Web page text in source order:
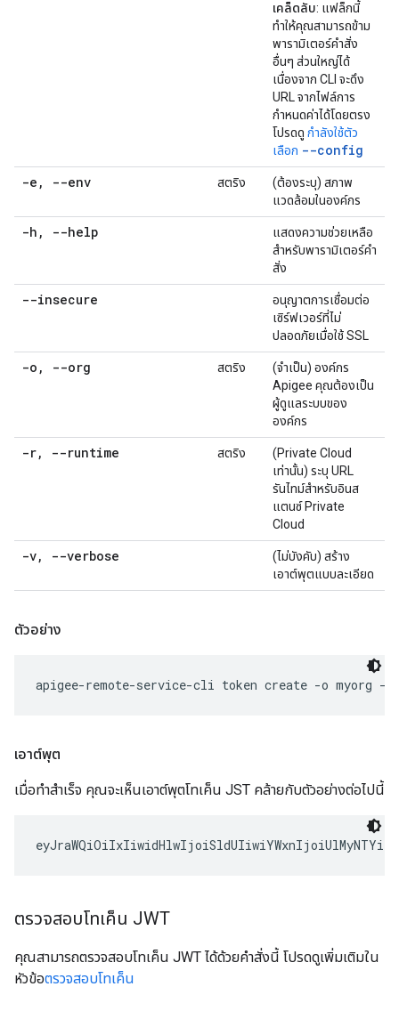
เคล็ดลับ: แฟล็กนี้
ทำให้คุณสามารถข้าม
พารามิเตอร์คำสั่ง
อื่นๆ ส่วนใหญ่ได้
เนื่องจาก CLI จะดึง
URL จากไฟล์การ
กำหนดค่าได้โดยตรง
โปรดดู กำลังใช้ตัว
เลือก --config
-e , --env สตริง
(ต้องระบุ) สภาพ
แวดล้อมในองค์กร
-h , --help
แสดงความช่วยเหลือ
สำหรับพารามิเตอร์คำ
สั่ง
--insecure
อนุญาตการเชื่อมต่อ
เซิร์ฟเวอร์ที่ไม่
ปลอดภัยเมื่อใช้ SSL
-o , --org สตริง
(จำเป็น) องค์กร
Apigee คุณต้องเป็น
ผู้ดูแลระบบของ
องค์กร
-r, --runtime สตริง
(Private Cloud
เท่านั้น) ระบุ URL
รันไทม์สำหรับอินส
แตนซ์ Private
Cloud
-v, --verbose
(ไม่บังคับ) สร้าง
เอาต์พุตแบบละเอียด
ตัวอย่าง
เอาต์พุต
เมื่อทำสำเร็จ คุณจะเห็นเอาต์พุตโทเค็น JST คล้ายกับตัวอย่างต่อไปนี้
ตรวจสอบโทเค็น JWT
คุณสามารถตรวจสอบโทเค็น JWT ได้ด้วยคำสั่งนี้ โปรดดูเพิ่มเติมใน
หัวข้อตรวจสอบโทเค็น